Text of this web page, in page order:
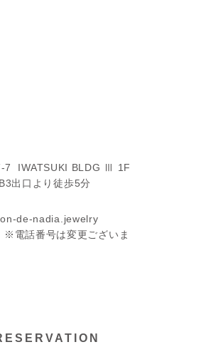
7 IWATSUKI BLDG Ⅲ 1F
出口より徒歩5分
de-nadia.jewelry
話番号は変更ございま